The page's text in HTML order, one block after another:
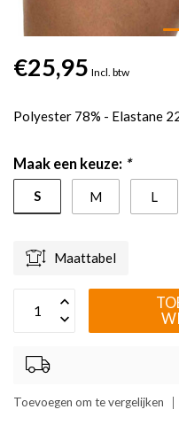
€25,95 Incl. btw
Polyester 78% - Elastane
Maak een keuze: *
S M L
Maattabel
Toevoegen om te vergelijken